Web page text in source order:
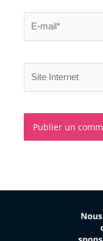
mail*
Internet